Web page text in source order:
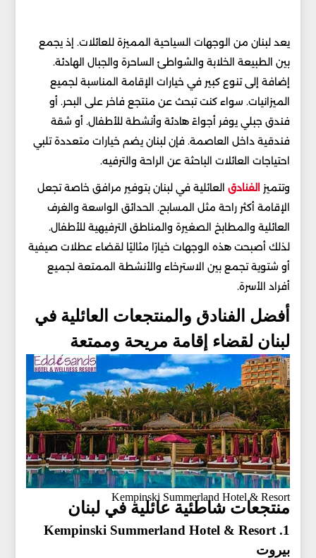
يعد لبنان من الوجهات السياحية المميزة للعائلات. إذ يجمع
بين الطبيعة الخلابة والشواطئ الساحرة والجبال الهادئة.
إضافة إلى تنوع كبير في خيارات الإقامة المناسبة لجميع
الميزانيات. سواء كنت تبحث عن منتجع فاخر على البحر. أو
فندق جبلي يوفر أجواءً هادئة وأنشطة للأطفال. أو شقة
فندقية داخل العاصمة. فإن لبنان يضم خيارات متعددة تلبي
احتياجات العائلات الباحثة عن الراحة والترفيه.
وتتميز الفنادق العائلية في لبنان بتوفير مرافق خاصة تجعل
الإقامة أكثر راحة مثل المسابح. الحدائق الواسعة والغرف
العائلية والمطابخ الصغيرة والمناطق الترفيهية للأطفال.
لذلك أصبحت هذه الوجهات خيارًا مثاليًا لقضاء عطلات صيفية
أو شتوية تجمع بين الاسترخاء والأنشطة الممتعة لجميع
أفراد الأسرة.
أفضل الفنادق والمنتجعات العائلية في
لبنان لقضاء إقامة مريحة وممتعة
Kempinski Summerland Hotel & Resort
منتجعات شاطئية عائلية في لبنان
1. Kempinski Summerland Hotel & Resort
بيروت